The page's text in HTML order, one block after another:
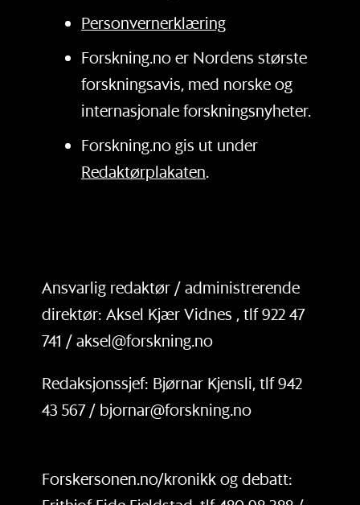
Personvernerklæring
Forskning.no er Nordens største
forskningsavis, med norske og
internasjonale forskningsnyheter.
Forskning.no gis ut under
Redaktørplakaten.
Ansvarlig redaktør / administrerende
direktør: Aksel Kjær Vidnes , tlf 922 47
741 / aksel@forskning.no
Redaksjonssjef: Bjørnar Kjensli, tlf 942
43 567 / bjornar@forskning.no
Forskersonen.no/kronikk og debatt: